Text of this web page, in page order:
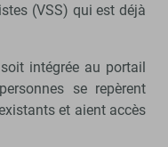
(VSS) qui est déjà
intégrée au portail
se repèrent
et aient accès